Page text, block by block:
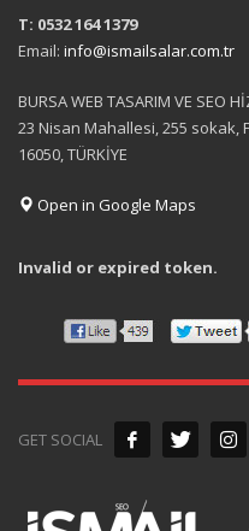
T: 0532 164 1379
Email: info@ismailsalar.com.tr
BURSA WEB TASARIM VE SEO
23 Nisan Mahallesi, 255 sokak,
16050, TÜRKİYE
Open in Google Maps
Invalid or expired token.
GET SOCIAL